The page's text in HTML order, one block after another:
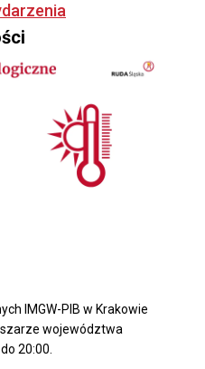
IMGW-PIB w Krakowie
województwa
20:00.